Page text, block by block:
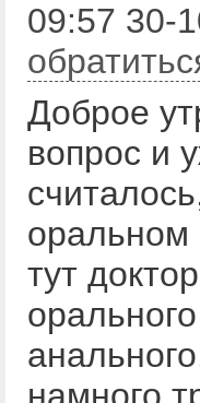
09:57 30-
Доброе
вопрос и
оральном
тут